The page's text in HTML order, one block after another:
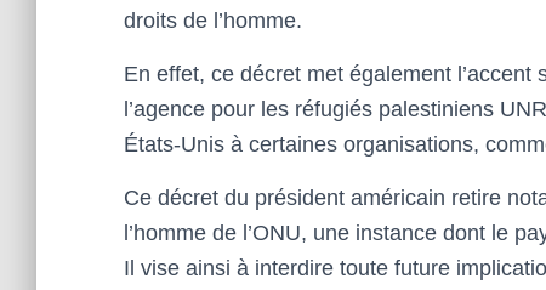
droits de l’homme.
En effet, ce décret met également
l’agence pour les réfugiés palestiniens
États-Unis à certaines organisations,
Ce décret du président américain retire
l’homme de l’ONU, une instance dont le
Il vise ainsi à interdire toute future